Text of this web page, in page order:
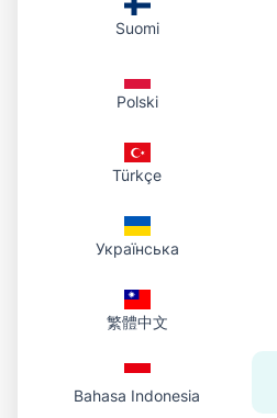
Suomi
Polski
Türkçe
Українська
繁體中文
Bahasa Indonesia